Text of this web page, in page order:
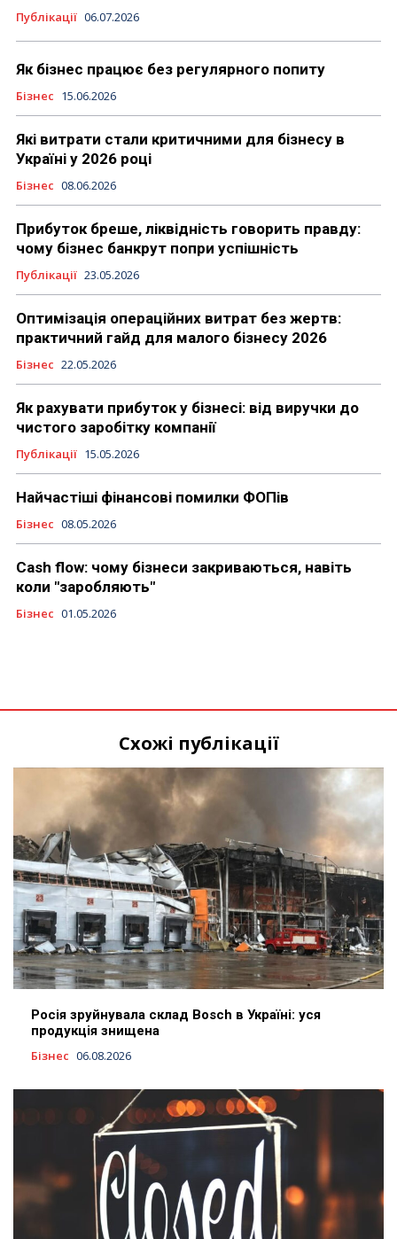
Публікації 06.07.2026
Як бізнес працює без регулярного попиту
Бізнес 15.06.2026
Які витрати стали критичними для бізнесу в
Україні у 2026 році
Бізнес 08.06.2026
Прибуток бреше, ліквідність говорить правду:
чому бізнес банкрут попри успішність
Публікації 23.05.2026
Оптимізація операційних витрат без жертв:
практичний гайд для малого бізнесу 2026
Бізнес 22.05.2026
Як рахувати прибуток у бізнесі: від виручки до
чистого заробітку компанії
Публікації 15.05.2026
Найчастіші фінансові помилки ФОПів
Бізнес 08.05.2026
Cash flow: чому бізнеси закриваються, навіть
коли "заробляють"
Бізнес 01.05.2026
Схожі публікації
Росія зруйнувала склад Bosch в Україні: уся
продукція знищена
Бізнес 06.08.2026